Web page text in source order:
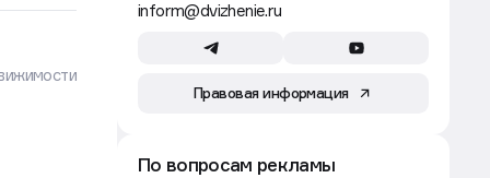
inform@dvizhenie.ru
Правовая информация
По вопросам рекламы